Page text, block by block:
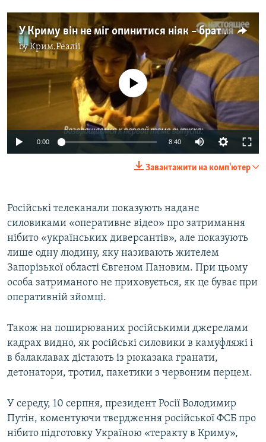
У Криму він не міг опинитися ніяк – брат затриманого Євгена Панова
byКрим.Реалії
No media source currently available
0:00 8:40
Завантажити на комп'ютер
Російські телеканали показують надане
силовиками «оперативне відео» про затримання
нібито «українських диверсантів», але показують
лише одну людину, яку називають жителем
Запорізької області Євгеном Пановим. При цьому
особа затриманого не приховується, як це буває при
оперативній зйомці.
Також на поширюваних російськими джерелами
кадрах видно, як російські силовики в камуфляжі і
в балаклавах дістають із рюказака гранати,
детонатори, тротил, пакетики з червоним перцем.
У середу, 10 серпня, президент Росії Володимир
Путін, коментуючи твердження російської ФСБ про
нібито підготовку Україною «теракту в Криму»,